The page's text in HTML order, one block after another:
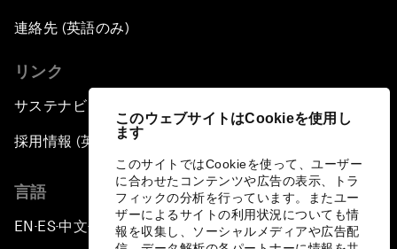
このウェブサイトはCookieを使用し
ます
このサイトではCookieを使って、ユーザー
に合わせたコンテンツや広告の表示、トラ
フィックの分析を行っています。またユー
ザーによるサイトの利用状況についても情
報を収集し、ソーシャルメディアや広告配
連絡先 (英語のみ)
リンク
サステナビリティへの取り組み
採用情報 (英語のみ)
言語
EN ▪ ES▪中文▪ 日本語